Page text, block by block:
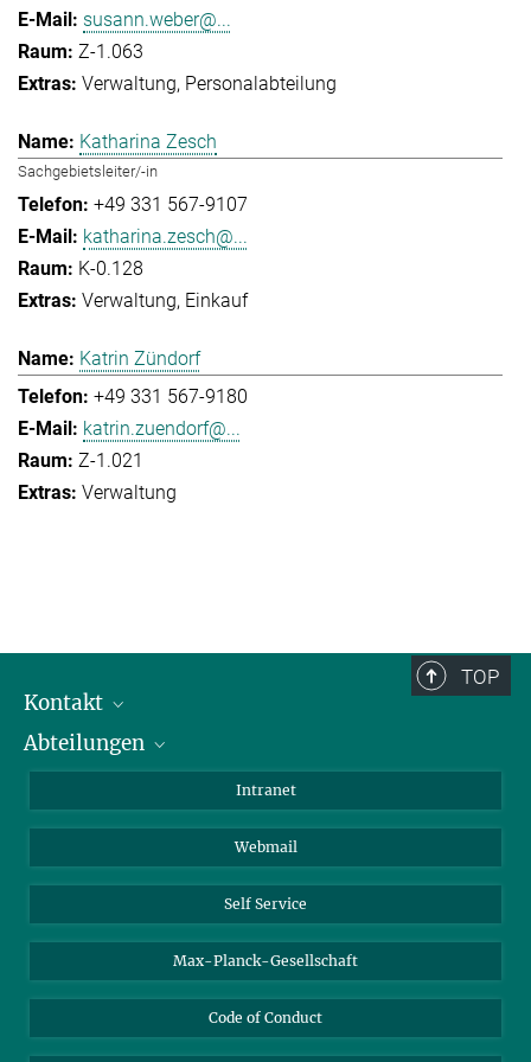
susann.weber@...
Z-1.063
Verwaltung Personalabteilung
Katharina Zesch
Sachgebietsleiter/-in
+49 331 567-9107
katharina.zesch@...
K-0.128
Verwaltung Einkauf
Katrin Zündorf
+49 331 567-9180
katrin.zuendorf@...
Z-1.021
Verwaltung
TOP
Kontakt
Mitarbeiterverzeichnis
Abteilungen
Biomolekulare Systeme
Kolloidchemie
Nachhaltige und Bio-inspirierte Materialien
Intranet
Webmail
Self Service
Max-Planck-Gesellschaft
Code of Conduct